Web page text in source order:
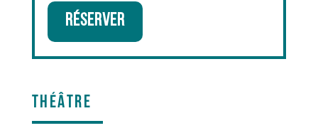
RÉSERVER
THÉÂTRE